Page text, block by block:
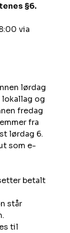
§6.
via
lørdag
lokallag og
fredag
fra
lørdag 6.
som e-
betalt
står
til